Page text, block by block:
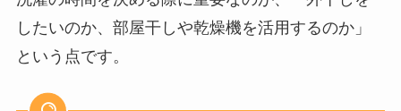
したいのか、部屋干しや乾燥機を活用するのか」
という点です。